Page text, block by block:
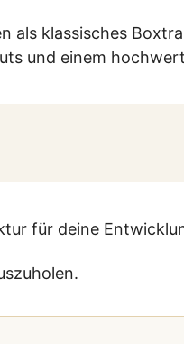
klassisches
und einem
für deine